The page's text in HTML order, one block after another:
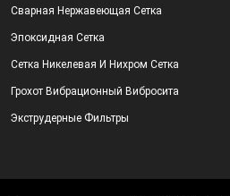
Сварная Нержавеющая Сетка
Эпоксидная Сетка
Сетка Никелевая И Нихром Сетка
Грохот Вибрационный Вибросита
Экструдерные Фильтры